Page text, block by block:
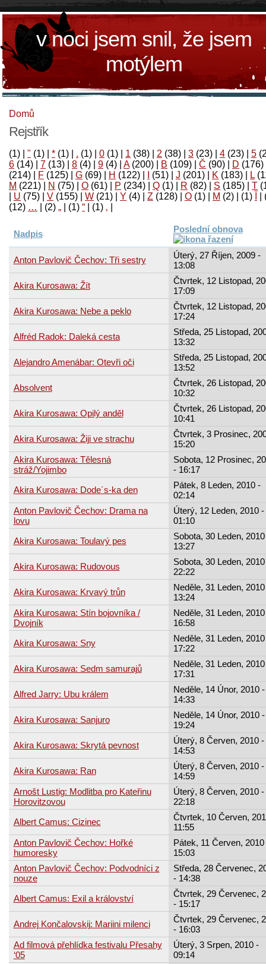
v noci jsem snil, že jsem
motýlem
Domů
Rejstřík
(1) " (1) * (1) . (1) 0 (1) 1 (38) 2 (38) 3 (23) 4 (23) 5
6 (14) 7 (13) 8 (4) 9 (4) A(200) B (109) Č (90) D (176)
(214)
F (125) G (69) H (122) (51) J (201) K (183) L
M (221) N (75) O (61) P (234) Q (1) R (82) S (185) T
U (75) V (155) W (21) Y (4) Z (128) Ο (1) М (2)
(1)
‚
(1)
“
(1)
„
(2)
…
(12)
Nadpis Poslední obnova
Anton Pavlovič Čechov: Tři sestry
Úterý, 27 Říjen, 2009 -
13:08
Akira Kurosawa: Žít
Čtvrtek, 12 Listopad,
17:09
Akira Kurosawa: Nebe a peklo
Čtvrtek, 12 Listopad,
17:24
Alfréd Radok: Daleká cesta
Středa, 25 Listopad,
13:32
Alejandro Amenábar: Otevři oči
Středa, 25 Listopad,
13:52
Absolvent
Čtvrtek, 26 Listopad,
10:32
Akira Kurosawa: Opilý anděl
Čtvrtek, 26 Listopad,
10:41
Akira Kurosawa: Žiji ve strachu
Čtvrtek, 3 Prosinec,
15:20
Akira Kurosawa: Tělesná
stráž/Yojimbo
Sobota, 12 Prosinec,
- 16:17
Akira Kurosawa: Dode´s-ka den
Pátek, 8 Leden, 2010 -
02:14
Anton Pavlovič Čechov: Drama na
lovu
Úterý, 12 Leden, 2010 -
01:10
Akira Kurosawa: Toulavý pes
Sobota, 30 Leden,
13:27
Akira Kurosawa: Rudovous
Sobota, 30 Leden,
22:22
Akira Kurosawa: Krvavý trůn
Neděle, 31 Leden,
13:24
Akira Kurosawa: Stín bojovníka /
Dvojník
Neděle, 31 Leden,
16:58
Akira Kurosawa: Sny
Neděle, 31 Leden,
17:22
Akira Kurosawa: Sedm samurajů
Neděle, 31 Leden,
17:31
Alfred Jarry: Ubu králem
Neděle, 14 Únor, 2010 -
14:33
Akira Kurosawa: Sanjuro
Neděle, 14 Únor, 2010 -
19:24
Akira Kurosawa: Skrytá pevnost
Úterý, 8 Červen, 2010 -
14:53
Akira Kurosawa: Ran
Úterý, 8 Červen, 2010 -
14:59
Arnošt Lustig: Modlitba pro Kateřinu
Horovitzovou
Úterý, 8 Červen, 2010 -
22:18
Albert Camus: Cizinec
Čtvrtek, 10 Červen,
11:55
Anton Pavlovič Čechov: Hořké
humoresky
Pátek, 11 Červen, 2010
15:03
Anton Pavlovič Čechov: Podvodníci z
nouze
Středa, 28 Červenec,
- 14:38
Albert Camus: Exil a království
Čtvrtek, 29 Červenec,
- 15:17
Andrej Končalovskij: Mariini milenci
Čtvrtek, 29 Červenec,
- 16:03
Ad filmová přehlídka festivalu Přesahy
‘05
Úterý, 3 Srpen, 2010 -
09:14